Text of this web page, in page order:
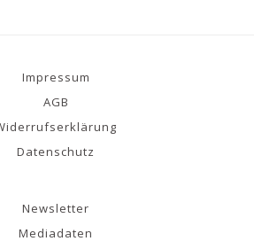
Impressum
AGB
Datenschutz
Newsletter
Mediadaten